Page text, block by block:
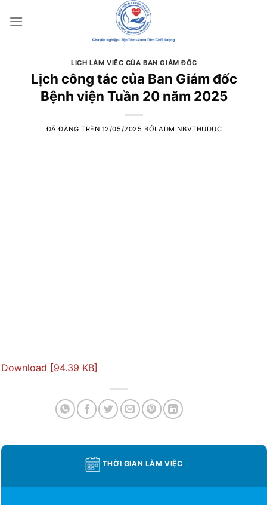
đến
LỊCH LÀM VIỆC CỦA BAN GIÁM ĐỐC
Lịch công tác của Ban Giám đốc
Bệnh viện Tuần 20 năm 2025
ĐÃ ĐĂNG TRÊN 12/05/2025 BỞIADMINBVTHUDUC
Download [94.39 KB]
THỜI GIAN LÀM VIỆC